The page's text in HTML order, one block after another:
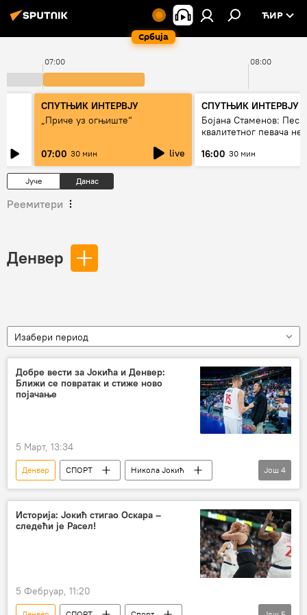
Србија
ЋИР
07:00 08:00
СПУТЊИК ИНТЕРВЈУ
„Приче уз огњиште“
07:00 30 мин live
СПУТЊИК ИНТЕРВЈУ
Бојана Стаменов:
квалитетног певача
16:00 30 мин
Јуче Данас
Реемитери
Денвер
Изабери период
Добре вести за Јокића и Денвер:
Ближи се повратак и стиже ново
појачање
5 Март, 13:34
Денвер СПОРТ
Никола Јокић
НБА у бојама Србије
Денвер Нагетс
Спорт
Кошарка
Још 4
Историја: Јокић стигао Оскара –
следећи је Расел!
5 Фебруар, 11:20